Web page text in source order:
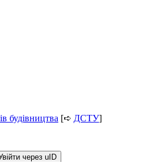
будівництва [➪ ДСТУ]
через uID